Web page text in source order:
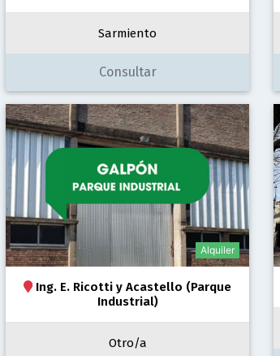
Sarmiento
Consultar
Alquiler
Ing. E. Ricotti y Acastello (Parque
Industrial)
Otro/a